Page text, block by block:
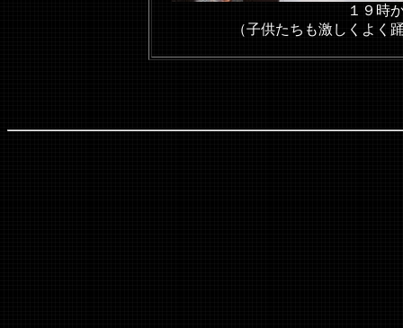
１９時
（子供たちも激しくよく